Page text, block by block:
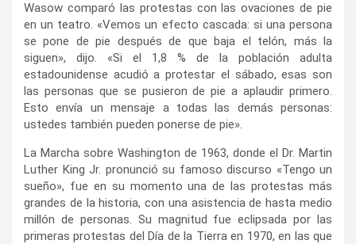
Wasow comparó las protestas con las ovaciones de pie
en un teatro. «Vemos un efecto cascada: si una persona
se pone de pie después de que baja el telón, más la
siguen», dijo. «Si el 1,8 % de la población adulta
estadounidense acudió a protestar el sábado, esas son
las personas que se pusieron de pie a aplaudir primero.
Esto envía un mensaje a todas las demás personas:
ustedes también pueden ponerse de pie».
La Marcha sobre Washington de 1963, donde el Dr. Martin
Luther King Jr. pronunció su famoso discurso «Tengo un
sueño», fue en su momento una de las protestas más
grandes de la historia, con una asistencia de hasta medio
millón de personas. Su magnitud fue eclipsada por las
primeras protestas del Día de la Tierra en 1970, en las que